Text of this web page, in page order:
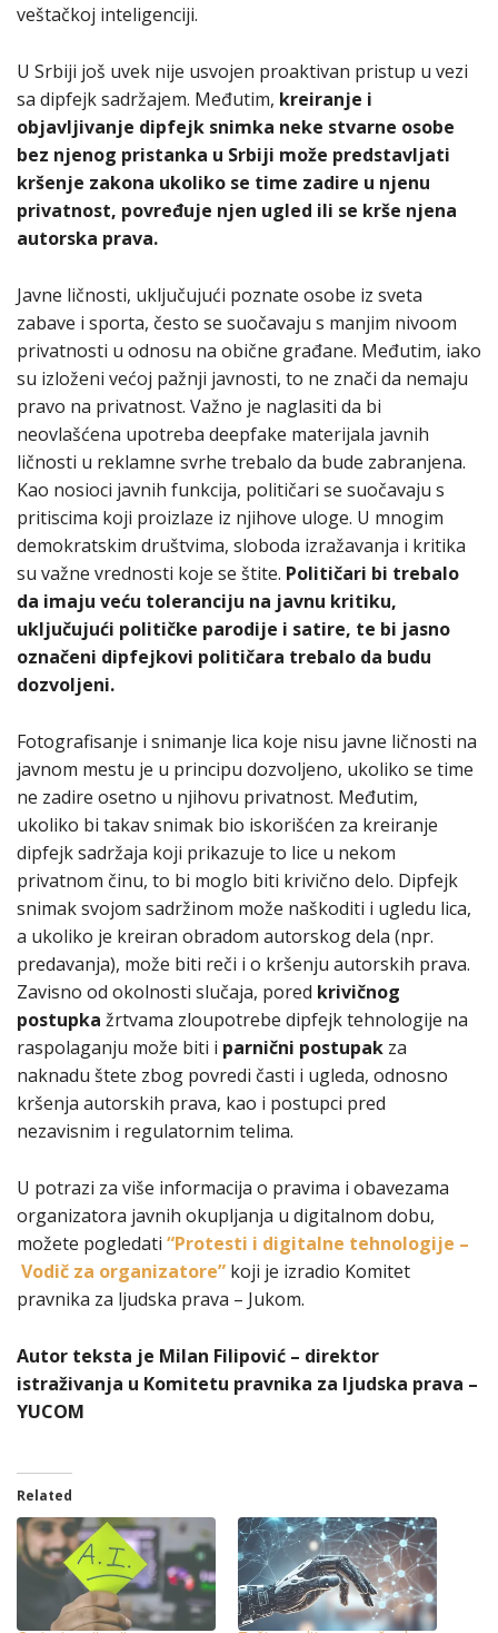
veštačkoj inteligenciji.
U Srbiji još uvek nije usvojen proaktivan pristup u vezi
sa dipfejk sadržajem. Međutim, kreiranje i
objavljivanje dipfejk snimka neke stvarne osobe
bez njenog pristanka u Srbiji može predstavljati
kršenje zakona ukoliko se time zadire u njenu
privatnost, povređuje njen ugled ili se krše njena
autorska prava.
Javne ličnosti, uključujući poznate osobe iz sveta
zabave i sporta, često se suočavaju s manjim nivoom
privatnosti u odnosu na obične građane. Međutim, iako
su izloženi većoj pažnji javnosti, to ne znači da nemaju
pravo na privatnost. Važno je naglasiti da bi
neovlašćena upotreba deepfake materijala javnih
ličnosti u reklamne svrhe trebalo da bude zabranjena.
Kao nosioci javnih funkcija, političari se suočavaju s
pritiscima koji proizlaze iz njihove uloge. U mnogim
demokratskim društvima, sloboda izražavanja i kritika
su važne vrednosti koje se štite. Političari bi trebalo
da imaju veću toleranciju na javnu kritiku,
uključujući političke parodije i satire, te bi jasno
označeni dipfejkovi političara trebalo da budu
dozvoljeni.
Fotografisanje i snimanje lica koje nisu javne ličnosti na
javnom mestu je u principu dozvoljeno, ukoliko se time
ne zadire osetno u njihovu privatnost. Međutim,
ukoliko bi takav snimak bio iskorišćen za kreiranje
dipfejk sadržaja koji prikazuje to lice u nekom
privatnom činu, to bi moglo biti krivično delo. Dipfejk
snimak svojom sadržinom može naškoditi i ugledu lica,
a ukoliko je kreiran obradom autorskog dela (npr.
predavanja), može biti reči i o kršenju autorskih prava.
Zavisno od okolnosti slučaja, pored krivičnog
postupka žrtvama zloupotrebe dipfejk tehnologije na
raspolaganju može biti i parnični postupak za
naknadu štete zbog povredi časti i ugleda, odnosno
kršenja autorskih prava, kao i postupci pred
nezavisnim i regulatornim telima.
U potrazi za više informacija o pravima i obavezama
organizatora javnih okupljanja u digitalnom dobu,
možete pogledati “Protesti i digitalne tehnologije –
Vodič za organizatore” koji je izradio Komitet
pravnika za ljudska prava – Jukom.
Autor teksta je Milan Filipović – direktor
istraživanja u Komitetu pravnika za ljudska prava –
YUCOM
Related